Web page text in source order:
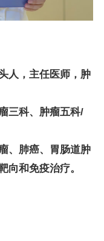
人，主任医师，肿
三科、肿瘤五科/
、肺癌、胃肠道肿
向和免疫治疗。